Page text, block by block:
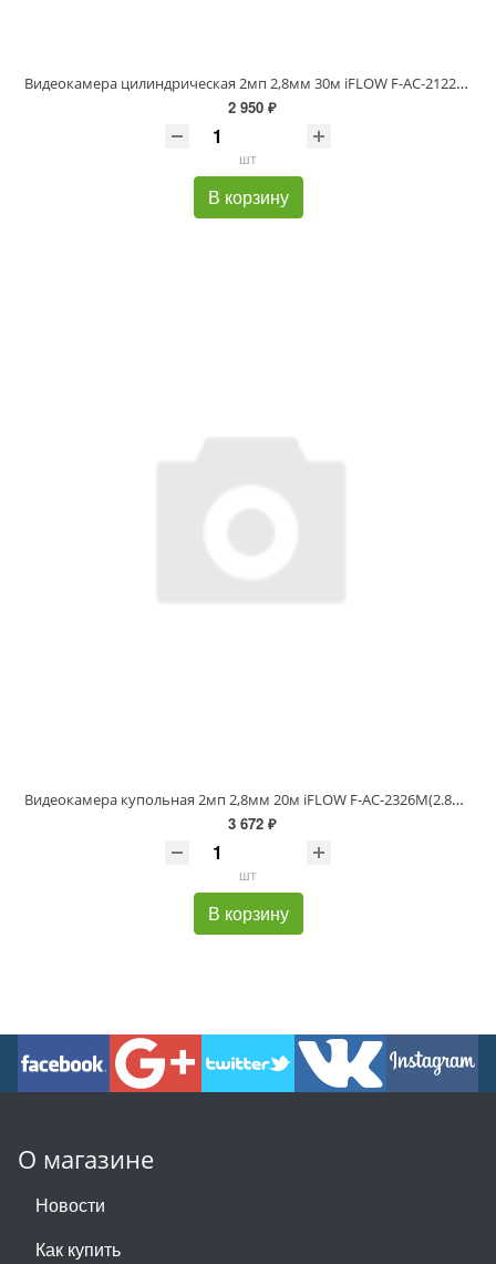
Видеокамера цилиндрическая 2мп 2,8мм 30м iFLOW F-AC-2122M(2.8mm)
2 950 ₽
шт
В корзину
Видеокамера купольная 2мп 2,8мм 20м iFLOW F-AC-2326M(2.8mm)
3 672 ₽
шт
В корзину
О магазине
Новости
Как купить